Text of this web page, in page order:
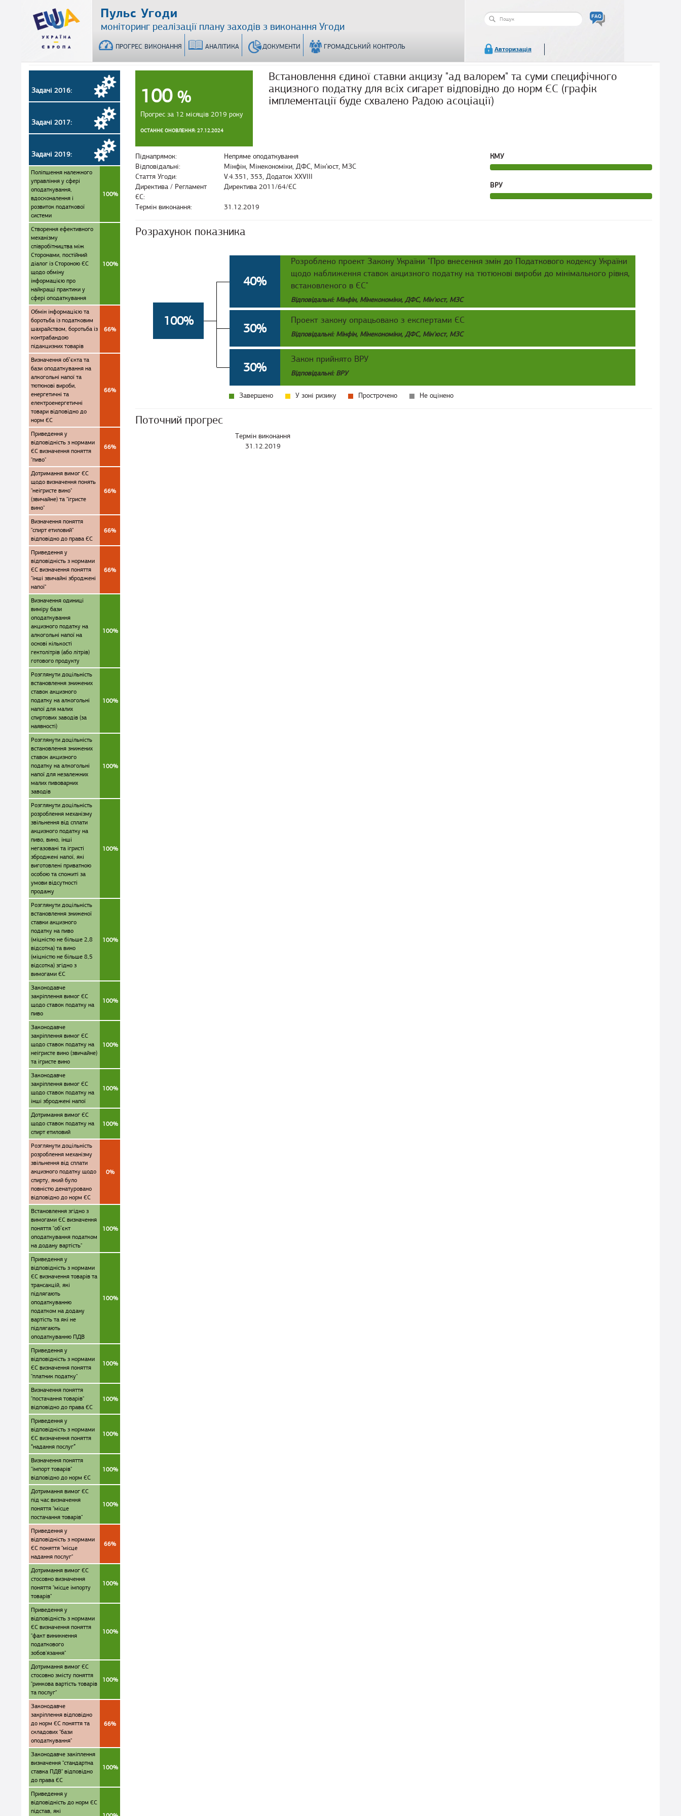
Пульс Угоди
моніторинг реалізації плану заходів з виконання Угоди
ПРОГРЕС ВИКОНАННЯ АНАЛІТИКА ДОКУМЕНТИ ГРОМАДСЬКИЙ КОНТРОЛЬ
Пошукова
Авторизація
100 %
Прогрес за 12 місяців 2019 року
ОСТАННЄ ОНОВЛЕННЯ: 27.12.2024
Встановлення єдиної ставки акцизу "ад валорем" та суми специфічного
акцизного податку для всіх сигарет відповідно до норм ЄС (графік
імплементації буде схвалено Радою асоціації)
Піднапрямок:
Непряме оподаткування
Відповідальні:
Мінфін, Мінекономіки, ДФС, Мін’юст, МЗС
Стаття Угоди:
V.4.351, 353, Додаток XXVIII
Директива / Регламент
ЄС:
Директива 2011/64/ЄС
Термін виконання: 31.12.2019
КМУ
ВРУ
Розрахунок показника
100%
40%
Розроблено проект Закону України "Про внесення змін до Податкового кодексу України
щодо наближення ставок акцизного податку на тютюнові вироби до мінімального рівня,
встановленого в ЄС"
Відповідальні: Мінфін, Мінекономіки, ДФС, Мін'юст, МЗС
30%
Проект закону опрацьовано з експертами ЄС
Відповідальні: Мінфін, Мінекономіки, ДФС, Мін'юст, МЗС
30%
Закон прийнято ВРУ
Відповідальні: ВРУ
Завершено У зоні ризику Прострочено Не оцінено
Поточний прогрес
Термін виконання
31.12.2019
Задачі 2016:
Задачі 2017:
Задачі 2019:
Поліпшення належного
управління у сфері
оподаткування,
вдосконалення і
розвиток податкової
системи
100%
Створення ефективного
механізму
співробітництва між
Сторонами, постійний
діалог із Стороною ЄС
щодо обміну
інформацією про
найкращі практики у
сфері оподаткування
100%
Обмін інформацією та
боротьба із податковим
шахрайством, боротьба із
контрабандою
підакцизних товарів
66%
Визначення об’єкта та
бази оподаткування на
алкогольні напої та
тютюнові вироби,
енергетичні та
електроенергетичні
товари відповідно до
норм ЄС
66%
Приведення у
відповідність з нормами
ЄС визначення поняття
"пиво"
66%
Дотримання вимог ЄС
щодо визначення понять
"неігристе вино"
(звичайне) та "ігристе
вино"
66%
Визначення поняття
"спирт етиловий"
відповідно до права ЄС
66%
Приведення у
відповідність з нормами
ЄС визначення поняття
"інші звичайні зброджені
напої"
66%
Визначення одиниці
виміру бази
оподаткування
акцизного податку на
алкогольні напої на
основі кількості
гектолітрів (або літрів)
готового продукту
100%
Розглянути доцільність
встановлення знижених
ставок акцизного
податку на алкогольні
напої для малих
спиртових заводів (за
наявності)
100%
Розглянути доцільність
встановлення знижених
ставок акцизного
податку на алкогольні
напої для незалежних
малих пивоварних
заводів
100%
Розглянути доцільність
розроблення механізму
звільнення від сплати
акцизного податку на
пиво, вино, інші
негазовані та ігристі
зброджені напої, які
виготовлені приватною
особою та спожиті за
умови відсутності
продажу
100%
Розглянути доцільність
встановлення зниженої
ставки акцизного
податку на пиво
(міцністю не більше 2,8
відсотка) та вино
(міцністю не більше 8,5
відсотка) згідно з
вимогами ЄС
100%
Законодавче
закріплення вимог ЄС
щодо ставок податку на
пиво
100%
Законодавче
закріплення вимог ЄС
щодо ставок податку на
неігристе вино (звичайне)
та ігристе вино
100%
Законодавче
закріплення вимог ЄС
щодо ставок податку на
інші зброджені напої
100%
Дотримання вимог ЄС
щодо ставок податку на
спирт етиловий
100%
Розглянути доцільність
розроблення механізму
звільнення від сплати
акцизного податку щодо
спирту, який було
повністю денатуровано
відповідно до норм ЄС
0%
Встановлення згідно з
вимогами ЄС визначення
поняття "об’єкт
оподаткування податком
на додану вартість"
100%
Приведення у
відповідність з нормами
ЄС визначення товарів та
трансакцій, які
підлягають
оподаткуванню
податком на додану
вартість та які не
підлягають
оподаткуванню ПДВ
100%
Приведення у
відповідність з нормами
ЄС визначення поняття
"платник податку"
100%
Визначення поняття
"постачання товарів"
відповідно до права ЄС
100%
Приведення у
відповідність з нормами
ЄС визначення поняття
“надання послуг”
100%
Визначення поняття
"імпорт товарів"
відповідно до норм ЄС
100%
Дотримання вимог ЄС
під час визначення
поняття "місце
постачання товарів"
100%
Приведення у
відповідність з нормами
ЄС поняття "місце
надання послуг"
66%
Дотримання вимог ЄС
стосовно визначення
поняття "місце імпорту
товарів"
100%
Приведення у
відповідність з нормами
ЄС визначення поняття
"факт виникнення
податкового
зобов'язання"
100%
Дотримання вимог ЄС
стосовно змісту поняття
"ринкова вартість товарів
та послуг"
100%
Законодавче
закріплення відповідно
до норм ЄС поняття та
складових "бази
оподаткування"
66%
Законодавче закіплення
визначення "стандартна
ставка ПДВ" відповідно
до права ЄС
100%
Приведення у
відповідність до норм ЄС
підстав, які